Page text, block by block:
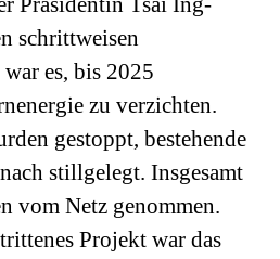
schrittweisen
es, bis 2025
zu verzichten.
gestoppt, bestehende
stillgelegt. Insgesamt
vom Netz genommen.
Projekt war das